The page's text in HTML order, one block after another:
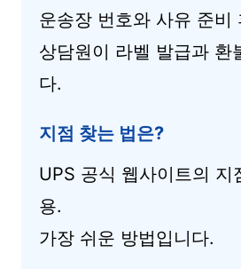
운송장 번호와 사유 준비
상담원이 라벨 발급과 환
다.
지점 찾는 법은?
UPS 공식 웹사이트의 지
용.
가장 쉬운 방법입니다.